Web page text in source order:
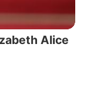
Alice